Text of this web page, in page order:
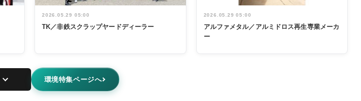
2026.05.29 05:00
TK／非鉄スクラップヤードディーラー
2026.05.29 05:00
アルファメタル／アルミドロス再生専業メーカ
ー
環境特集ページへ